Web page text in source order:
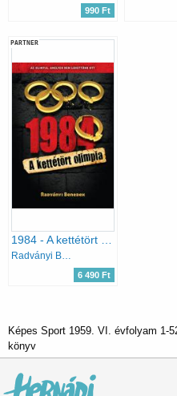
990 Ft
PARTNER
Radványi Benedek
6 490 Ft
Képes Sport 1959. VI. évfolyam 1-
könyv